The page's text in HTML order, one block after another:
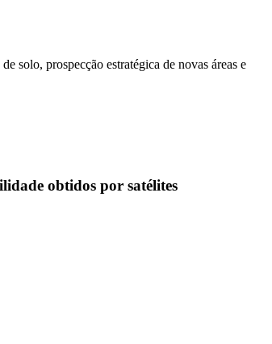
solo, prospecção estratégica de novas áreas e
obtidos por satélites